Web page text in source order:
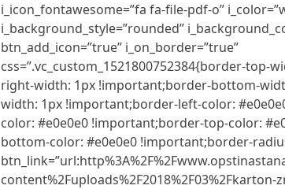
i_icon_fontawesome=”fa fa-file-pdf-o”
i_background_style=”rounded”
btn_add_icon=”true” i_on_border=”true”
css=”.vc_custom_1521800752384{border-top-
right-width: 1px !important;border-bottom-
width: 1px !important;border-left-color:
color: #e0e0e0 !important;border-top-color:
bottom-color: #e0e0e0 !important;border-
content%2Fuploads%2F2018%2F03%2Fkarton-